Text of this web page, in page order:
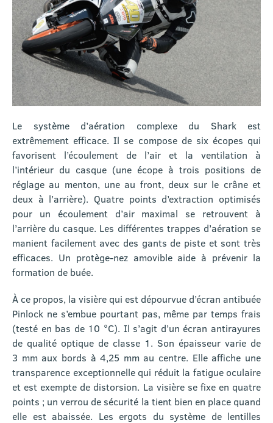
Le système d’aération complexe du Shark est
extrêmement efficace. Il se compose de six écopes qui
favorisent l’écoulement de l’air et la ventilation à
l’intérieur du casque (une écope à trois positions de
réglage au menton, une au front, deux sur le crâne et
deux à l’arrière). Quatre points d’extraction optimisés
pour un écoulement d’air maximal se retrouvent à
l’arrière du casque. Les différentes trappes d’aération se
manient facilement avec des gants de piste et sont très
efficaces. Un protège-nez amovible aide à prévenir la
formation de buée.
À ce propos, la visière qui est dépourvue d’écran antibuée
Pinlock ne s’embue pourtant pas, même par temps frais
(testé en bas de 10 °C). Il s’agit d’un écran antirayures
de qualité optique de classe 1. Son épaisseur varie de
3 mm aux bords à 4,25 mm au centre. Elle affiche une
transparence exceptionnelle qui réduit la fatigue oculaire
et est exempte de distorsion. La visière se fixe en quatre
points ; un verrou de sécurité la tient bien en place quand
elle est abaissée. Les ergots du système de lentilles